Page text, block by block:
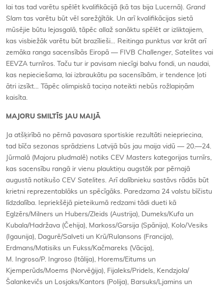
lai tas tad varētu spēlēt kvalifikācijā (kā tas bija Lucernā). Grand
Slam tas varētu būt vēl sarežģītāk. Un arī kvalifikācijas sietā
mūsējie būtu lejasgalā, tāpēc allaž sanāktu spēlēt ar izliktajiem,
kas visbiežāk varētu būt brazīlieši… Reitinga punktus var krāt arī
zemāka ranga sacensībās Eiropā — FIVB Challenger, Satelites vai
EEVZA turnīros. Taču tur ir pavisam niecīgi balvu fondi, un naudai,
kas nepieciešama, lai izbraukātu pa sacensībām, ir tendence ļoti
ātri izsīkt… Tāpēc olimpiskā taciņa noteikti nebūs rožlapiņām
kaisīta.
MAJORU SMILTĪS JAU MAIJĀ
Ja atšķirībā no pērnā pavasara sportiskie rezultāti neiepriecina,
tad bīča sezonas sprādziens Latvijā būs jau maija vidū — 20.—24.
Jūrmalā (Majoru pludmalē) notiks CEV Masters kategorijas turnīrs,
kas sacensību rangā ir vienu plauktiņu augstāk par pērnajā
augustā notikušo CEV Satelites. Arī dalībnieku sastāvs rādās būt
krietni reprezentablāks un spēcīgāks. Paredzama 24 valstu bīčistu
līdzdalība. Iepriekšējā pieteikumā redzami tādi dueti kā
Eglzērs/Milners un Hubers/Zleids (Austrija), Dumeks/Kufa un
Kubala/Hadržava (Čehija), Markoss/Garsija (Spānija), Kolo/Vesiks
(Igaunija), Dagurē/Salveti un Krū/Rulansons (Francija),
Erdmans/Matisiks un Fukss/Kačmareks (Vācija),
M. Ingroso/P. Ingroso (Itālija), Horems/Eitums un
Kjemperūds/Moems (Norvēģija), Fijaleks/Pridels, Kendzjola/
Šalankevičs un Losjaks/Kantors (Polija), Barsuks/Ljamins un